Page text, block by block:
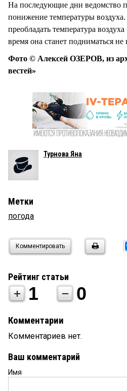
На последующие дни ведомство
понижение температуры
преобладать температура
время она станет подниматься
Фото © Алексей ОЗЕРОВ, из
вестей»
Турнова Яна
Метки
погода
Комментировать
Рейтинг статьи
1 0
Комментарии
Комментариев нет.
Ваш комментарий
Имя